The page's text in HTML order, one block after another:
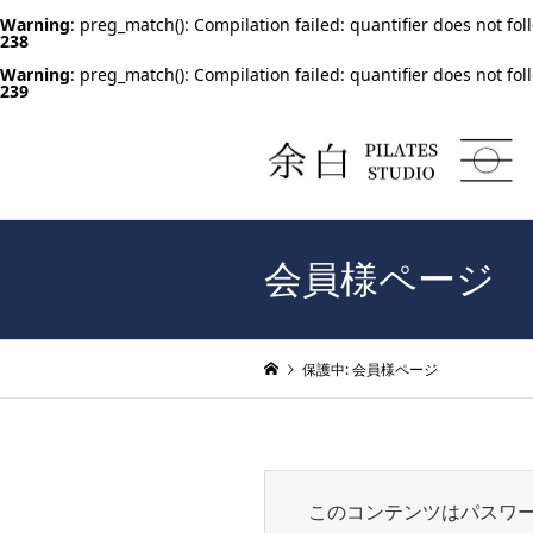
Warning: preg_match(): Compilation failed: quantifier does not
238
Warning: preg_match(): Compilation failed: quantifier does not
239
会員様ページ
保護中: 会員様ページ
このコンテンツはパスワ